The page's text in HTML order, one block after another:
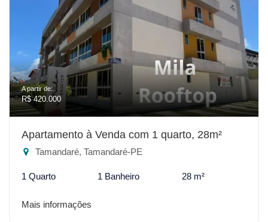
A partir de:
R$ 420.000
Apartamento à Venda com 1 quarto, 28m²
Tamandaré, Tamandaré-PE
1 Quarto 1 Banheiro 28 m²
Mais informações